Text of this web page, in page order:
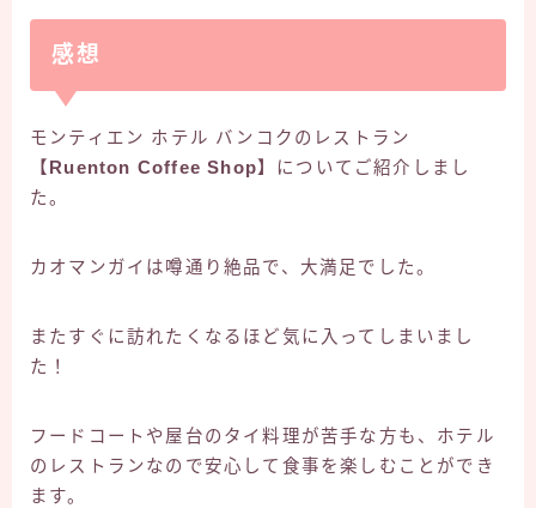
感想
モンティエン ホテル バンコクのレストラン
【Ruenton Coffee Shop】 についてご紹介しまし
た。
カオマンガイは噂通り絶品で、大満足でした。
またすぐに訪れたくなるほど気に入ってしまいまし
た！
フードコートや屋台のタイ料理が苦手な方も、ホテル
のレストランなので安心して食事を楽しむことができ
ます。